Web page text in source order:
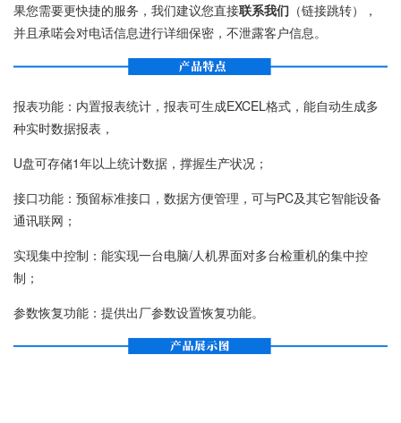
果您需要更快捷的服务，我们建议您直接联系我们 （链接跳转），
并且承喏会对电话信息进行详细保密，不泄露客户信息。
报表功能：内置报表统计，报表可生成EXCEL格式，能自动生成多
种实时数据报表，
U盘可存储1年以上统计数据，撑握生产状况；
接口功能：预留标准接口，数据方便管理，可与PC及其它智能设备
通讯联网；
实现集中控制：能实现一台电脑/人机界面对多台检重机的集中控
制；
参数恢复功能：提供出厂参数设置恢复功能。